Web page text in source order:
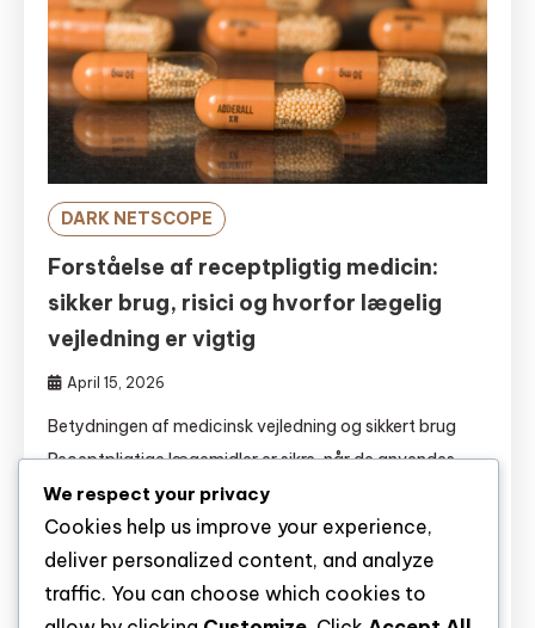
DARK NETSCOPE
Forståelse af receptpligtig medicin:
sikker brug, risici og hvorfor lægelig
vejledning er vigtig
April 15, 2026
Betydningen af medicinsk vejledning og sikkert brug
Receptpligtige lægemidler er sikre, når de anvendes
som foreskrevet af en autoriseret sundhedsperson,
men misbrug bliver hurtigt farligt. Det indebærer at
tage mere end ordineret, bruge andres medicin eller
blande lægemidler med alkohol eller andre stoffer,
We respect your privacy
Cookies help us improve your experience,
deliver personalized content, and analyze
traffic. You can choose which cookies to